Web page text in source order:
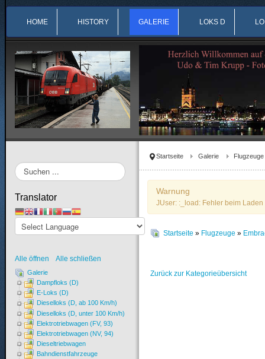
HOME HISTORY GALERIE LOKS D
Startseite Galerie Flugzeuge
Warnung
JUser: :_load: Fehler beim
Startseite » Flugzeuge »
Zurück zur Kategorieübersicht
Suchen
...
Translator
Alle öffnen Alle schließen
Galerie
Dampfloks (D)
E-Loks (D)
Dieselloks (D, ab 100 Km/h)
Dieselloks (D, unter 100 Km/h)
Elektrotriebwagen (FV, 93)
Elektrotriebwagen (NV, 94)
Dieseltriebwagen
Bahndienstfahrzeuge